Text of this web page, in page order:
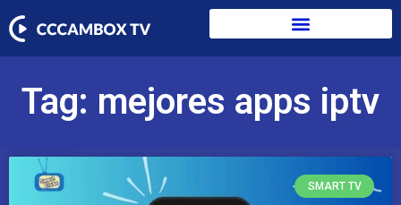
Tag: mejores apps iptv
SMART TV